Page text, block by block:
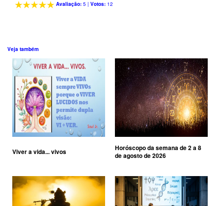
Avaliação:5 | Votos:12
Veja também
Viver a vida... vivos
Horóscopo da semana de 2 a 8
de agosto de 2026